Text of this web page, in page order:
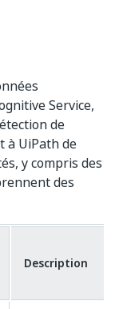
Service,
de
à UiPath de
y compris des
des
Description